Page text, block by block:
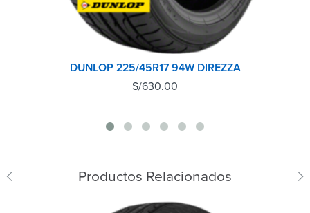
DUNLOP 225/45R17 94W DIREZZA
S/630.00
Productos Relacionados